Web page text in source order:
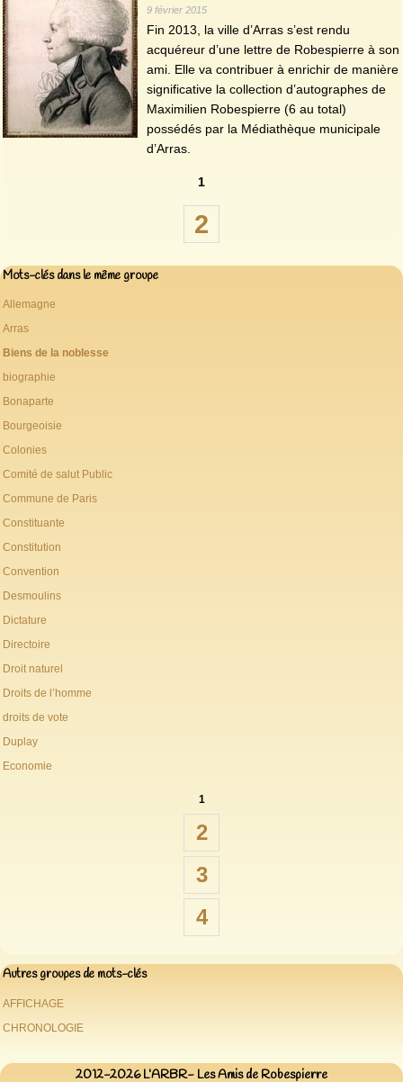
9 février 2015
Fin 2013, la ville d’Arras s’est rendu
acquéreur d’une lettre de Robespierre à son
ami. Elle va contribuer à enrichir de manière
significative la collection d’autographes de
Maximilien Robespierre (6 au total)
possédés par la Médiathèque municipale
d’Arras.
1
2
Mots-clés dans le même groupe
Allemagne
Arras
Biens de la noblesse
biographie
Bonaparte
Bourgeoisie
Colonies
Comité de salut Public
Commune de Paris
Constituante
Constitution
Convention
Desmoulins
Dictature
Directoire
Droit naturel
Droits de l’homme
droits de vote
Duplay
Economie
1
2
3
4
Autres groupes de mots-clés
AFFICHAGE
CHRONOLOGIE
2012-2026 L’ARBR- Les Amis de Robespierre